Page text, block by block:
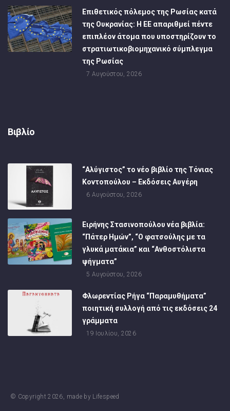
Επιθετικός πόλεμος της Ρωσίας κατά
της Ουκρανίας: Η ΕΕ απαριθμεί πέντε
επιπλέον άτομα που υποστηρίζουν το
στρατιωτικοβιομηχανικό σύμπλεγμα
της Ρωσίας
7 Αυγούστου, 2026
Βιβλίο
“Αλύγιστος” το νέο βιβλίο της Τόνιας
Κοντοπούλου – Εκδόσεις Αυγέρη
6 Αυγούστου, 2026
Ειρήνης Στασινοπούλου νέα βιβλία:
“Πάτερ Ημών”, “Ο φατσούλης με τα
γλυκά ματάκια” και “Ανθοστόλιστα
ψήγματα”
5 Αυγούστου, 2026
Φλωρεντίας Ρήγα “Παραμυθήματα”
ποιητική συλλογή από τις εκδόσεις 24
γράμματα
19 Ιουλίου, 2026
© Copyright2026, made by Lifespeed